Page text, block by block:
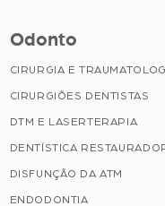
Odonto
CIRURGIA E
CIRURGIÕES DENTISTAS
DTM E LASERTERAPIA
DENTÍSTICA
DISFUNÇÃO DA ATM
ENDODONTIA